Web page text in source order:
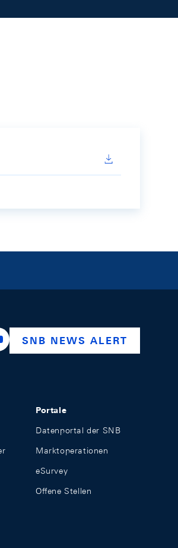
snb_bns
ch.linkedin.com/company/swiss-
https://www.youtube.com/
SNB NEWS ALERT
Portale
Datenportal der SNB
Marktoperationen
eSurvey
Offene Stellen